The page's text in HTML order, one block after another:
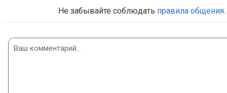
Не забывайте соблюдать правила общения.